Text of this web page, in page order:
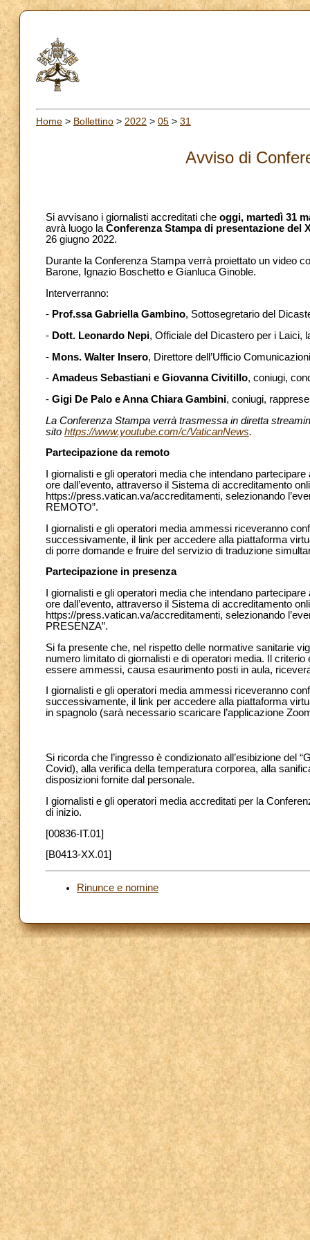
Home > Bollettino > 2022 > 05 > 31
Avviso di
Si avvisano i giornalisti accreditati che oggi, martedì 31
avrà luogo laConferenza Stampa di presentazione del
26 giugno 2022.
Durante la Conferenza Stampa verrà proiettato un video
Barone, Ignazio Boschetto e Gianluca Ginoble.
Interverranno:
- Prof.ssa Gabriella Gambino, Sottosegretario del
- Dott. Leonardo Nepi, Officiale del Dicastero per i Laici,
- Mons. Walter Insero, Direttore dell’Ufficio
- Amadeus Sebastiani e Giovanna Civitillo, coniugi,
- Gigi De Palo e Anna Chiara Gambini, coniugi,
La Conferenza Stampa verrà trasmessa in diretta
sito https://www.youtube.com/c/VaticanNews.
Partecipazione da remoto
I giornalisti e gli operatori media che intendano
ore dall’evento, attraverso il Sistema di accreditamento
https://press.vatican.va/accreditamenti, selezionando
REMOTO”.
I giornalisti e gli operatori media ammessi riceveranno
successivamente, il link per accedere alla piattaforma
di porre domande e fruire del servizio di traduzione
Partecipazione in presenza
I giornalisti e gli operatori media che intendano
ore dall’evento, attraverso il Sistema di accreditamento
https://press.vatican.va/accreditamenti, selezionando
PRESENZA”.
Si fa presente che, nel rispetto delle normative sanitarie
numero limitato di giornalisti e di operatori media. Il
essere ammessi, causa esaurimento posti in aula,
I giornalisti e gli operatori media ammessi riceveranno
successivamente, il link per accedere alla piattaforma
in spagnolo (sarà necessario scaricare l’applicazione
Si ricorda che l’ingresso è condizionato all’esibizione del
Covid), alla verifica della temperatura corporea, alla
disposizioni fornite dal personale.
I giornalisti e gli operatori media accreditati per la
di inizio.
[00836-IT.01]
[B0413-XX.01]
Rinunce e nomine